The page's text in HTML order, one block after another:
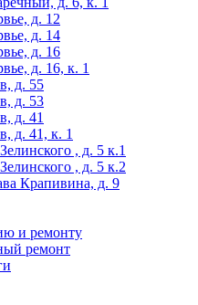
д. 12
д. 14
д. 16
д. 16, к. 1
д. 55
д. 53
д. 41
д. 41, к. 1
, д. 5 к.1
, д. 5 к.2
Крапивина, д. 9
и ремонту
ремонт